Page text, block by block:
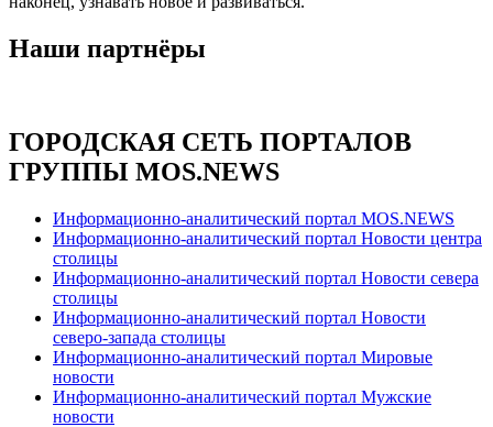
Наши партнёры
ГОРОДСКАЯ СЕТЬ ПОРТАЛОВ
ГРУППЫ MOS.NEWS
Информационно-аналитический портал MOS.NEWS
Информационно-аналитический портал Новости центра
столицы
Информационно-аналитический портал Новости севера
столицы
Информационно-аналитический портал Новости
северо-запада столицы
Информационно-аналитический портал Мировые
новости
Информационно-аналитический портал Мужские
новости